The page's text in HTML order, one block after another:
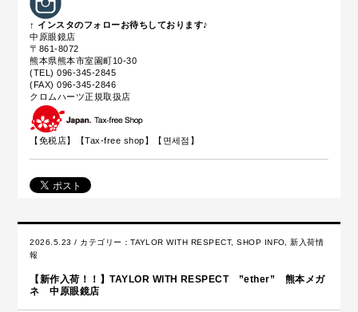
↑ インスタのフォローお待ちしております♪
中原眼鏡店
〒861-8072
熊本県熊本市室園町10-30
(TEL) 096-345-2845
(FAX) 096-345-2846
クロムハーツ正規取扱店
【免税店】【Tax-free shop】【면세점】
2026.5.23 / カテゴリー：TAYLOR WITH RESPECT,SHOP INFO ,新入荷情
報
【新作入荷！！】TAYLOR WITH RESPECT ”ether” 熊本メガ
ネ 中原眼鏡店